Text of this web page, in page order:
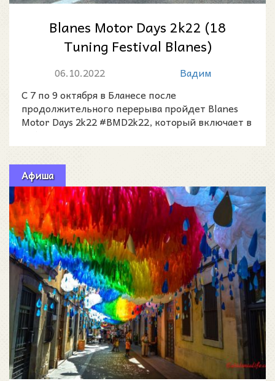
Blanes Motor Days 2k22 (18
Tuning Festival Blanes)
06.10.2022
Вадим
С 7 по 9 октября в Бланесе после
продолжительного перерыва пройдет Blanes
Motor Days 2k22 #BMD2k22, который включает в
Афиша